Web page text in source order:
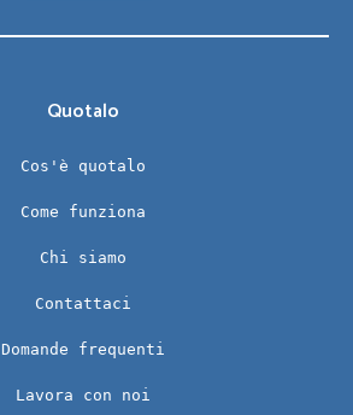
Quotalo
Cos'è quotalo
Come funziona
Chi siamo
Contattaci
Domande frequenti
Lavora con noi